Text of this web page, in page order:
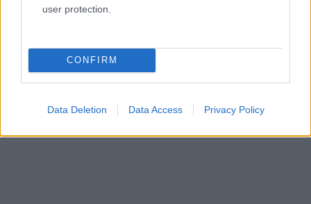
user protection.
CONFIRM
Data Deletion Data Access Privacy Policy
moda che cura rubriche su artigianato e
di via Toledo.